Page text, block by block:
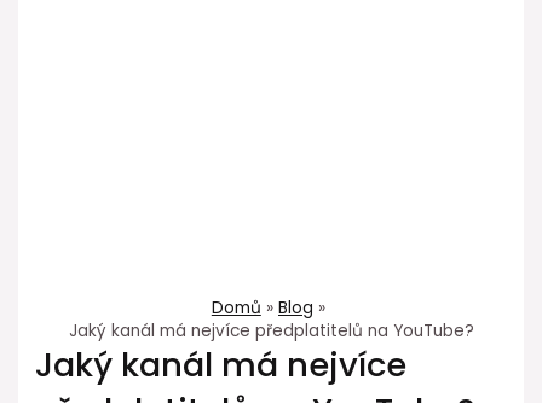
Domů
Blog
Jaký kanál má nejvíce předplatitelů na YouTube?
Jaký kanál má nejvíce